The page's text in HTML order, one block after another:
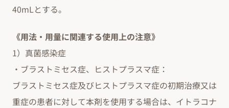
40mLとする。
《用法・用量に関連する使用上の注意》
1）真菌感染症
・ブラストミセス症、ヒストプラスマ症：
ブラストミセス症及びヒストプラスマ症の初期治療又は
重症の患者に対して本剤を使用する場合は、イトラコナ